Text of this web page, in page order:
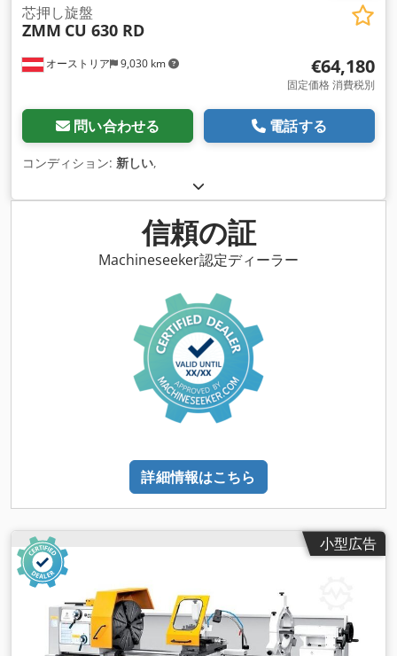
オーストリア 9,030 km
芯押し旋盤
ZMM CU 630 RD
€64,180
固定価格 消費税別
問い合わせる 電話する
コンディション: 新しい,
信頼の証
Machineseeker認定ディーラー
詳細情報はこちら
小型広告